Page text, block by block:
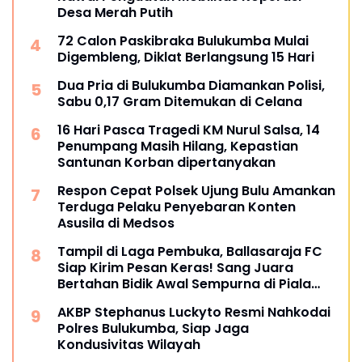
Desa Merah Putih
72 Calon Paskibraka Bulukumba Mulai
Digembleng, Diklat Berlangsung 15 Hari
Dua Pria di Bulukumba Diamankan Polisi,
Sabu 0,17 Gram Ditemukan di Celana
16 Hari Pasca Tragedi KM Nurul Salsa, 14
Penumpang Masih Hilang, Kepastian
Santunan Korban dipertanyakan
Respon Cepat Polsek Ujung Bulu Amankan
Terduga Pelaku Penyebaran Konten
Asusila di Medsos
Tampil di Laga Pembuka, Ballasaraja FC
Siap Kirim Pesan Keras! Sang Juara
Bertahan Bidik Awal Sempurna di Piala
AKBP Stephanus Luckyto Resmi Nahkodai
Polres Bulukumba, Siap Jaga
Kondusivitas Wilayah